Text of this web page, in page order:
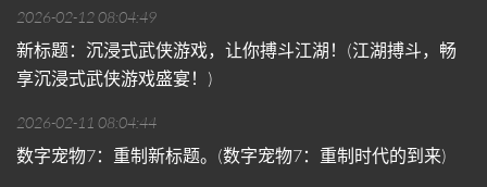
2026-02-12 08:04:49
新标题：沉浸式武侠游戏，让你搏斗江湖！(江湖搏斗，畅
享沉浸式武侠游戏盛宴！)
2026-02-11 08:04:44
数字宠物7：重制新标题。(数字宠物7：重制时代的到来)